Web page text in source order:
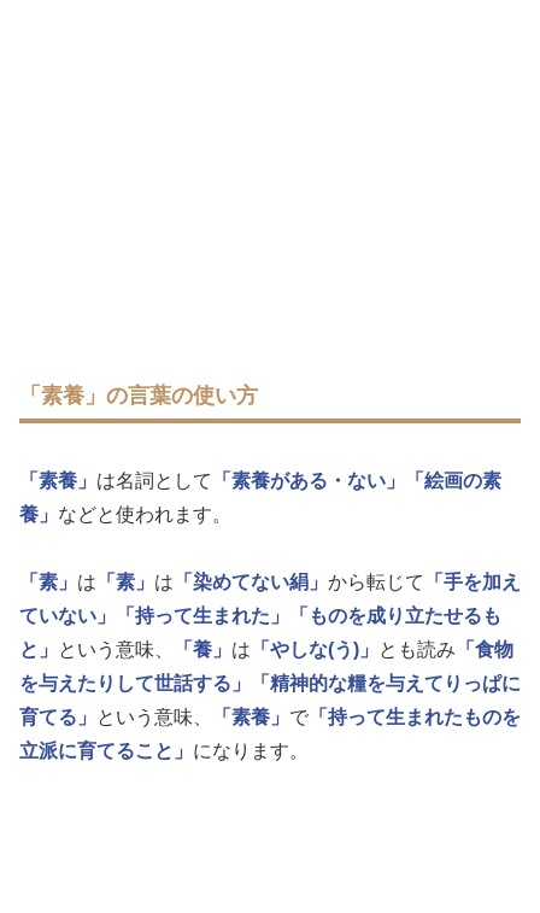
「素養」の言葉の使い方
「素養」 は名詞として 「素養がある・ない」
「絵画の素
養」 などと使われます。
「素」 は 「素」 は 「染めてない絹」 から転じて
「手を加え
ていない」
「持って生まれた」
「ものを成り立たせるも
と」
という意味、 「養」 は 「やしな(う)」 とも読み 「食物
を与えたりして世話する」
「精神的な糧を与えてりっぱに
育てる」
という意味、 「素養」 で 「持って生まれたものを
立派に育てること」 になります。